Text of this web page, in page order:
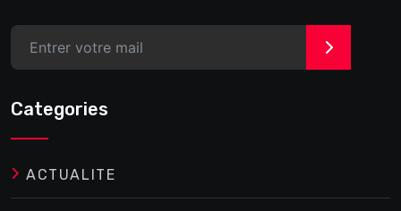
>
Categories
ACTUALITE